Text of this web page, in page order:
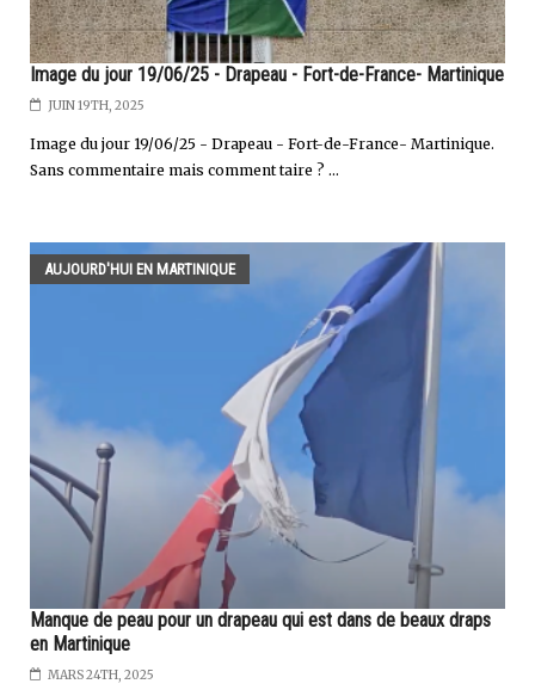
Image du jour 19/06/25 - Drapeau - Fort-de-France- Martinique
JUIN 19TH, 2025
Image du jour 19/06/25 - Drapeau - Fort-de-France- Martinique.
Sans commentaire mais comment taire ? ...
AUJOURD'HUI EN MARTINIQUE
Manque de peau pour un drapeau qui est dans de beaux draps
en Martinique
MARS 24TH, 2025